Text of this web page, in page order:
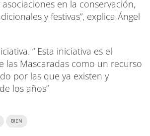
en la conservación,
y festivas”, explica Ángel
“ Esta iniciativa es el
las Mascaradas como un recurso
por las que ya existen y
los años”
BIEN